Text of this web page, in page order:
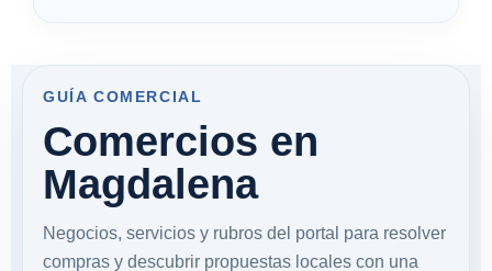
GUÍA COMERCIAL
Comercios en
Magdalena
Negocios, servicios y rubros del portal para resolver
compras y descubrir propuestas locales con una